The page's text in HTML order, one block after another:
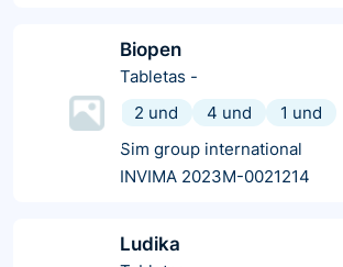
Biopen
Tabletas -
2 und
4 und
1 und
Sim group international
INVIMA 2023M-0021214
Ludika